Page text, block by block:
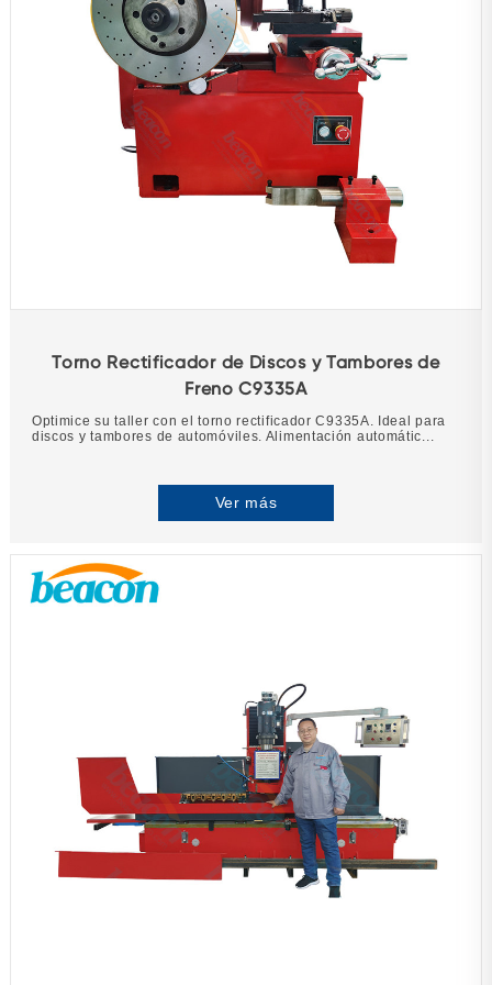
Torno Rectificador de Discos y Tambores de
Freno C9335A
Optimice su taller con el torno rectificador C9335A. Ideal para
discos y tambores de automóviles. Alimentación automátic...
Ver más